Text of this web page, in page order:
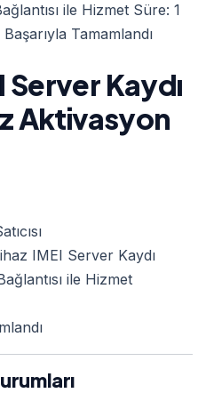
ile Hizmet Süre: 1
Tamamlandı
Server Kaydı
Aktivasyon
IMEI Server Kaydı
ile Hizmet